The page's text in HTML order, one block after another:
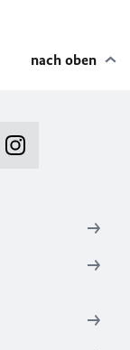
nach oben